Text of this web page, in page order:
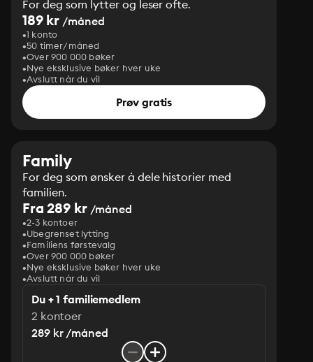
For deg som lytter og leser ofte.
189 kr /måned
1 konto
50 timer/måned
Over 900 000 bøker
Nye eksklusive bøker hver uke
Avslutt når du vil
Prøv gratis
Family
For deg som ønsker å dele historier med
familien.
Fra 289 kr/måned
2-3 kontoer
Ubegrenset lytting
Familiens førstevalg
Over 900 000 bøker
Nye eksklusive bøker hver uke
Avslutt når du vil
Du + 1 familiemedlem
2 kontoer
289 kr /måned